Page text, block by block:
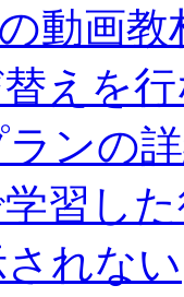
動画
えを
ンの
習し
れない